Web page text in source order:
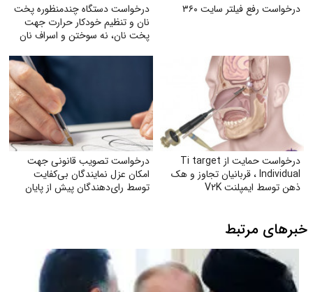
درخواست رفع فیلتر سایت ۳۶۰
درخواست دستگاه چندمنظوره پخت
نان و تنظیم خودکار حرارت جهت
پخت نان، نه سوختن و اسراف نان
درخواست حمایت از Ti target
Individual ، قربانیان تجاوز و هک
ذهن توسط ایمپلنت V۲K
درخواست تصویب قانونی جهت
امکان عزل نمایندگان بی‌کفایت
توسط رای‌دهندگان پیش از پایان
خبرهای مرتبط